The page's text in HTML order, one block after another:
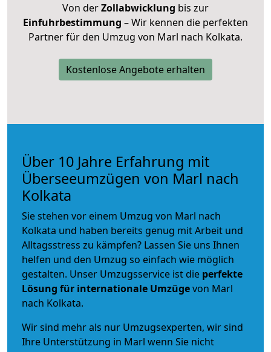
Von derZollabwicklung bis zur
Einfuhrbestimmung – Wir kennen die perfekten
Partner für den Umzug von Marl nach Kolkata.
Kostenlose Angebote erhalten
Über 10 Jahre Erfahrung mit
Überseeumzügen von Marl nach
Kolkata
Sie stehen vor einem Umzug von Marl nach
Kolkata und haben bereits genug mit Arbeit und
Alltagsstress zu kämpfen? Lassen Sie uns Ihnen
helfen und den Umzug so einfach wie möglich
gestalten. Unser Umzugsservice ist die perfekte
Lösung für internationale Umzügevon Marl
nach Kolkata.
Wir sind mehr als nur Umzugsexperten, wir sind
Ihre Unterstützung in Marl wenn Sie nicht